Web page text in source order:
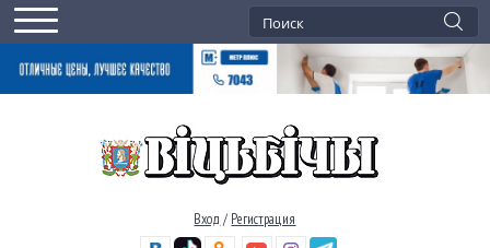
Вход / Регистрация